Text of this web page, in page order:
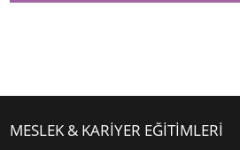
MESLEK & KARİYER EĞİTİMLERİ